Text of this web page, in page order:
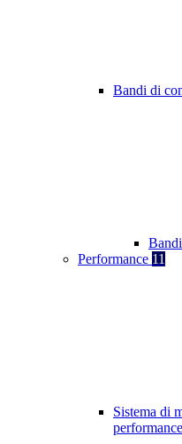
Bandi di
Performance 11
Sistema di
performance